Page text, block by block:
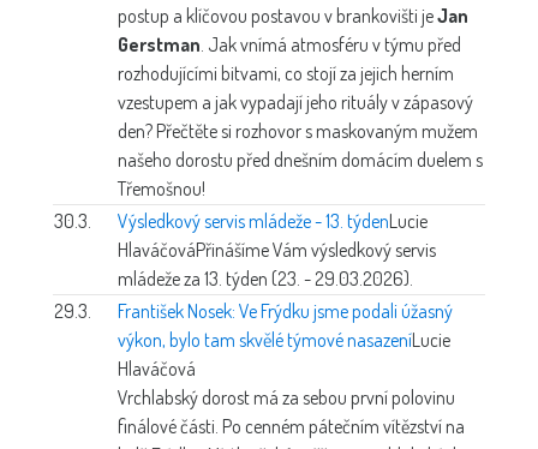
postup a klíčovou postavou v brankovišti jeJan
Gerstman . Jak vnímá atmosféru v týmu před
rozhodujícími bitvami, co stojí za jejich herním
vzestupem a jak vypadají jeho rituály v zápasový
den? Přečtěte si rozhovor s maskovaným mužem
našeho dorostu před dnešním domácím duelem s
Třemošnou!
30.3.
Výsledkový servis mládeže - 13. týdenLucie
HlaváčováPřinášíme Vám výsledkový servis
mládeže za 13. týden (23. - 29.03.2026).
29.3.
František Nosek: Ve Frýdku jsme podali úžasný
výkon, bylo tam skvělé týmové nasazeníLucie
Hlaváčová
Vrchlabský dorost má za sebou první polovinu
finálové části. Po cenném pátečním vítězství na